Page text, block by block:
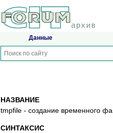
архив
Данные
НАЗВАНИЕ
tmpfile - создание временного
СИНТАКСИС